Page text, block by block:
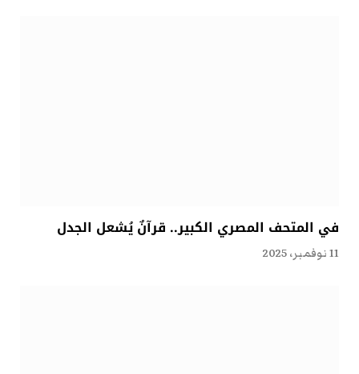
في المتحف المصري الكبير.. قرآنٌ يُشعل الجدل
11 نوفمبر، 2025